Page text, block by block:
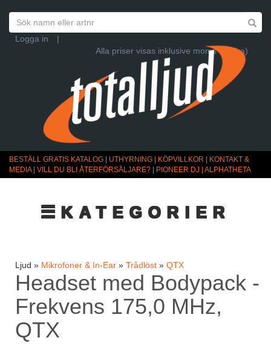
Logga in
|
Alla priser visas inklusive moms (Ändra)
BESTÄLL GRATIS KATALOG UTHYRNING KÖPVILLKOR
KONTAKT &
MEDIA| VILL DU BLI ÅTERFÖRSÄLJARE? PIONEER DJ | ALPHATHETA
☰KATEGORIER
Ljud » Mikrofoner & In-Ear » Trådlöst » QTX
Headset med Bodypack -
Frekvens 175,0 MHz,
QTX